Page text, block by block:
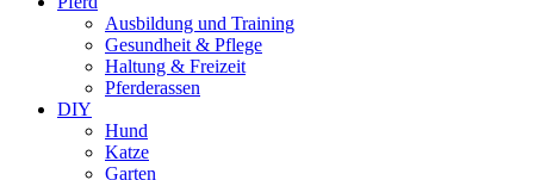
Ausbildung und Training
Gesundheit & Pflege
Haltung & Freizeit
Pferderassen
DIY
Hund
Katze
Garten